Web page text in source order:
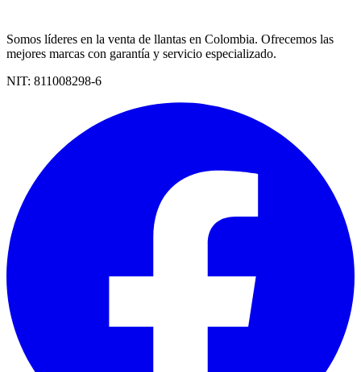
Somos líderes en la venta de llantas en Colombia. Ofrecemos las
mejores marcas con garantía y servicio especializado.
NIT: 811008298-6